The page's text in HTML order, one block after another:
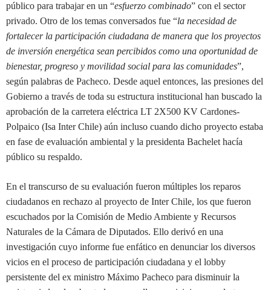
público para trabajar en un “esfuerzo combinado” con el sector
privado. Otro de los temas conversados fue “la necesidad de
fortalecer la participación ciudadana de manera que los proyectos
de inversión energética sean percibidos como una oportunidad de
bienestar, progreso y movilidad social para las comunidades”,
según palabras de Pacheco. Desde aquel entonces, las presiones del
Gobierno a través de toda su estructura institucional han buscado la
aprobación de la carretera eléctrica LT 2X500 KV Cardones-
Polpaico (Isa Inter Chile) aún incluso cuando dicho proyecto estaba
en fase de evaluación ambiental y la presidenta Bachelet hacía
público su respaldo.
En el transcurso de su evaluación fueron múltiples los reparos
ciudadanos en rechazo al proyecto de Inter Chile, los que fueron
escuchados por la Comisión de Medio Ambiente y Recursos
Naturales de la Cámara de Diputados. Ello derivó en una
investigación cuyo informe fue enfático en denunciar los diversos
vicios en el proceso de participación ciudadana y el lobby
persistente del ex ministro Máximo Pacheco para disminuir la